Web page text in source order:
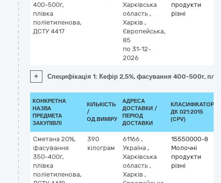
400-500г,
плівка
поліетиленова,
ДСТУ 4417
Харківська
область ,
Харків ,
Європейська,
85
по 31-12-
2026
продукти
різні
+ Специфікація 1: Кефір 2,5%, фасування 400-500г,
КОНКРЕТНА
НАЗВА
ПРЕДМЕТА
ЗАКУПІВЛІ
КІЛЬКІСТЬ
/
ОД.ВИМІРУ
АДРЕСА
ДОСТАВКИ /
ПЕРІОД
ДОСТАВКИ
КЛАСИФІКАТОР
ДК 021:2015
(CPV)
Сметана 20%,
фасування
350-400г,
плівка
поліетиленова,
390
кілограм
61166 ,
Україна ,
Харківська
область ,
Харків ,
15550000-8
Молочні
продукти
різні